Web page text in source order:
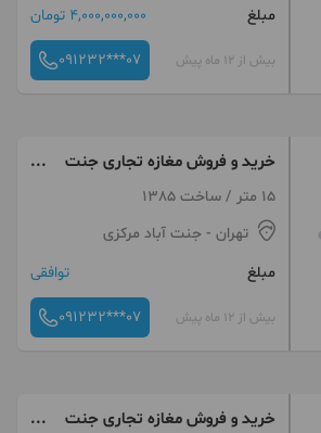
مبلغ
4,000,000,000 تومان
بیش از 12 ماه پیش 091232***07
خرید و فروش مغازه تجاری جنت
اباد
15 متر / ساخت 1385
تهران - جنت آباد مرکزی
مبلغ
توافقی
بیش از 12 ماه پیش 091232***07
خرید و فروش مغازه تجاری جنت